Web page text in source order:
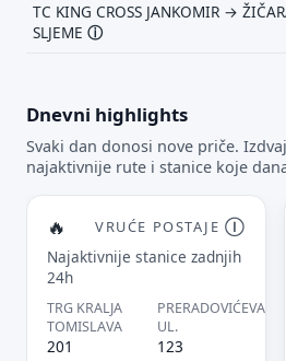
TC KING CROSS JANKOMIR →
SLJEMEⓘ
Dnevni highlights
Svaki dan donosi nove priče.
najaktivnije rute i stanice koje
🔥 VRUĆE POSTAJE Ⓘ
Najaktivnije stanice zadnjih
24h
TRG KRALJA
TOMISLAVA
201
PRERADOVIĆEVA
UL.
123